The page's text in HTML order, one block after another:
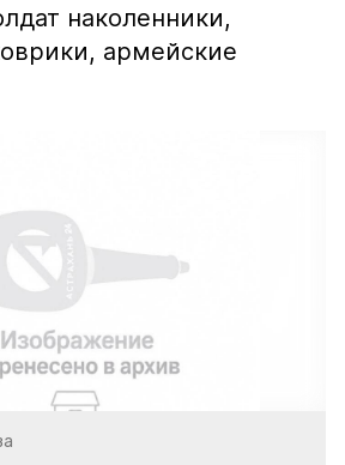
наколенники,
армейские